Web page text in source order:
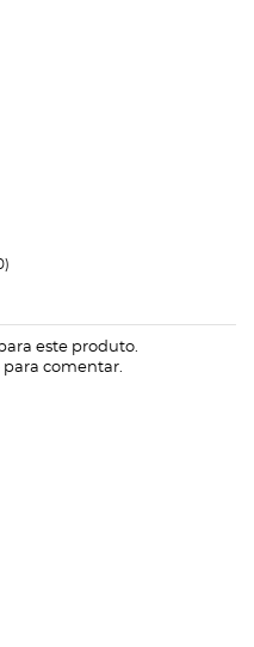
este produto.
para comentar.